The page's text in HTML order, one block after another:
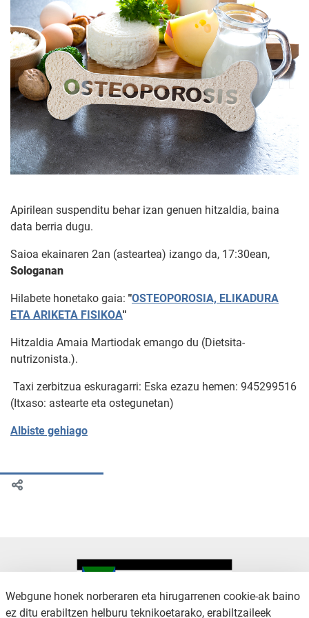
Apirilean suspenditu behar izan genuen hitzaldia, baina
data berria dugu.
Saioa ekainaren 2an (asteartea) izango da, 17:30ean,
Sologanan
Hilabete honetako gaia: "OSTEOPOROSIA, ELIKADURA
ETA ARIKETA FISIKOA"
Hitzaldia Amaia Martiodak emango du (Dietsita-
nutrizonista.).
Taxi zerbitzua eskuragarri: Eska ezazu hemen: 945299516
(Itxaso: astearte eta ostegunetan)
Albiste gehiago
Webgune honek norberaren eta hirugarrenen cookie-ak baino
ez ditu erabiltzen helburu teknikoetarako, erabiltzaileek